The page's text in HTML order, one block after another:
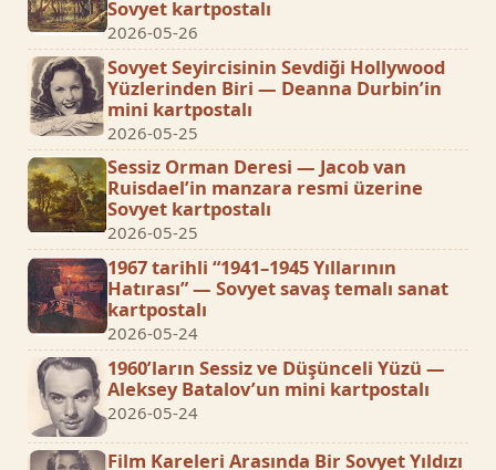
Sovyet kartpostalı
2026-05-26
Sovyet Seyircisinin Sevdiği Hollywood
Yüzlerinden Biri — Deanna Durbin’in
mini kartpostalı
2026-05-25
Sessiz Orman Deresi — Jacob van
Ruisdael’in manzara resmi üzerine
Sovyet kartpostalı
2026-05-25
1967 tarihli “1941–1945 Yıllarının
Hatırası” — Sovyet savaş temalı sanat
kartpostalı
2026-05-24
1960’ların Sessiz ve Düşünceli Yüzü —
Aleksey Batalov’un mini kartpostalı
2026-05-24
Film Kareleri Arasında Bir Sovyet Yıldızı